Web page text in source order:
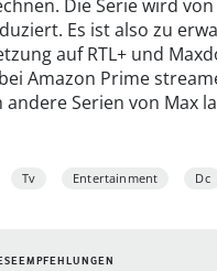
Die Serie wird
Es ist also zu
auf RTL+ und
Amazon Prime
Serien von Max
Tv Entertainment Dc